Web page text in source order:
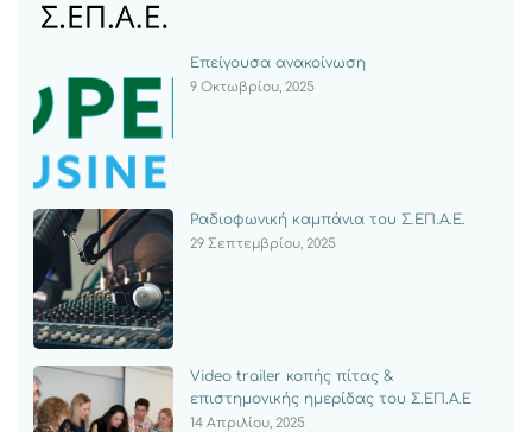
Επείγουσα ανακοίνωση
9 Οκτωβρίου, 2025
Ραδιοφωνική καμπάνια του Σ.ΕΠ.Α.Ε.
29 Σεπτεμβρίου, 2025
Video trailer κοπής πίτας &
επιστημονικής ημερίδας του Σ.ΕΠ.Α.Ε
14 Απριλίου, 2025